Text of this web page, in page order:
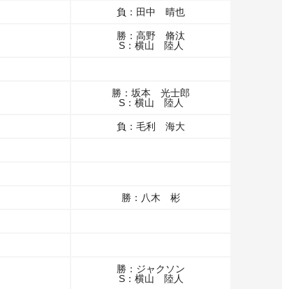
負：田中 晴也
勝：高野 脩汰
S：横山 陸人
勝：坂本 光士郎
S：横山 陸人
負：毛利 海大
勝：八木 彬
勝：ジャクソン
S：横山 陸人